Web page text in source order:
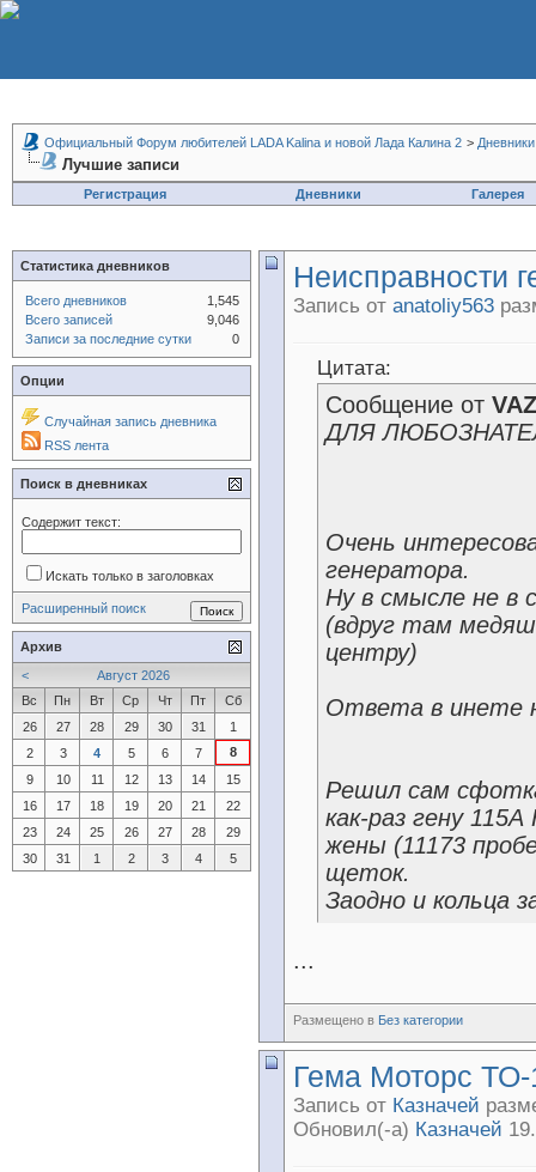
Официальный Форум любителей LADA Kalina и новой Лада Калина 2 > Дневники
Лучшие записи
Регистрация Дневники Галерея
Неисправности
Запись от anatoliy563
Цитата:
Сообщение от
ДЛЯ
Очень
генератора.
Ну в смысле не в
(вдруг там
центру)
Ответа в инете
Решил сам
как-раз гену
жены (11173
щеток.
Заодно и кольца
...
Размещено в Без категории
Гема Моторс ТО-
Запись от Казначей
Обновил(-а) Казначей
Статистика дневников
Всего дневников
1,545
Всего записей
9,046
Записи за последние сутки
0
Опции
Случайная запись дневника
RSS лента
Поиск в дневниках
Содержит текст:
Искать только в заголовках
Расширенный поиск
Архив
<
Август 2026
Вс
Пн Вт Ср Чт Пт
Сб
26
27 28 29 30 31
1
2
3 4 5 6 7
8
9
10 11 12 13 14
15
16
17 18 19 20 21
22
23
24 25 26 27 28
29
30
31 1 2 3 4 5